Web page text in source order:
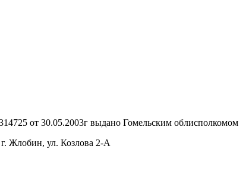
от 30.05.2003г выдано Гомельским облисполкомом
г. Жлобин, ул. Козлова 2-А